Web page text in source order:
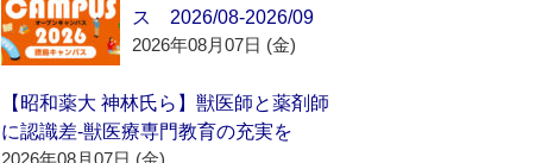
ス 2026/08-2026/09
2026年08月07日 (金)
【昭和薬大 神林氏ら】獣医師と薬剤師
に認識差‐獣医療専門教育の充実を
2026年08月07日 (金)